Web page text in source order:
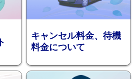
田
キャンセル料金、待機
料金について